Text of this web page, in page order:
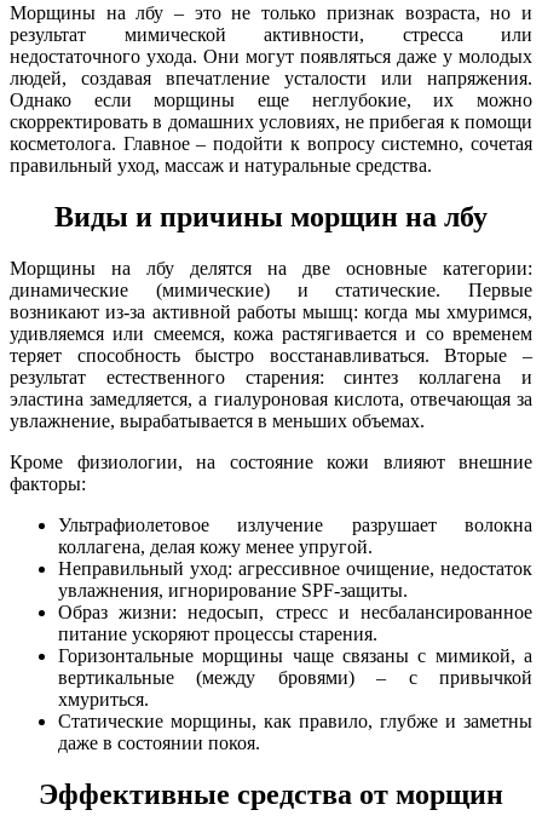
Морщины на лбу – это не только признак возраста, но и
результат мимической активности, стресса или
недостаточного ухода. Они могут появляться даже у молодых
людей, создавая впечатление усталости или напряжения.
Однако если морщины еще неглубокие, их можно
скорректировать в домашних условиях, не прибегая к помощи
косметолога. Главное – подойти к вопросу системно, сочетая
правильный уход, массаж и натуральные средства.
Виды и причины морщин на лбу
Морщины на лбу делятся на две основные категории:
динамические (мимические) и статические. Первые
возникают из-за активной работы мышц: когда мы хмуримся,
удивляемся или смеемся, кожа растягивается и со временем
теряет способность быстро восстанавливаться. Вторые –
результат естественного старения: синтез коллагена и
эластина замедляется, а гиалуроновая кислота, отвечающая за
увлажнение, вырабатывается в меньших объемах.
Кроме физиологии, на состояние кожи влияют внешние
факторы:
Ультрафиолетовое излучение разрушает волокна
коллагена, делая кожу менее упругой.
Неправильный уход: агрессивное очищение, недостаток
увлажнения, игнорирование SPF-защиты.
Образ жизни: недосып, стресс и несбалансированное
питание ускоряют процессы старения.
Горизонтальные морщины чаще связаны с мимикой, а
вертикальные (между бровями) – с привычкой
хмуриться.
Статические морщины, как правило, глубже и заметны
даже в состоянии покоя.
Эффективные средства от морщин